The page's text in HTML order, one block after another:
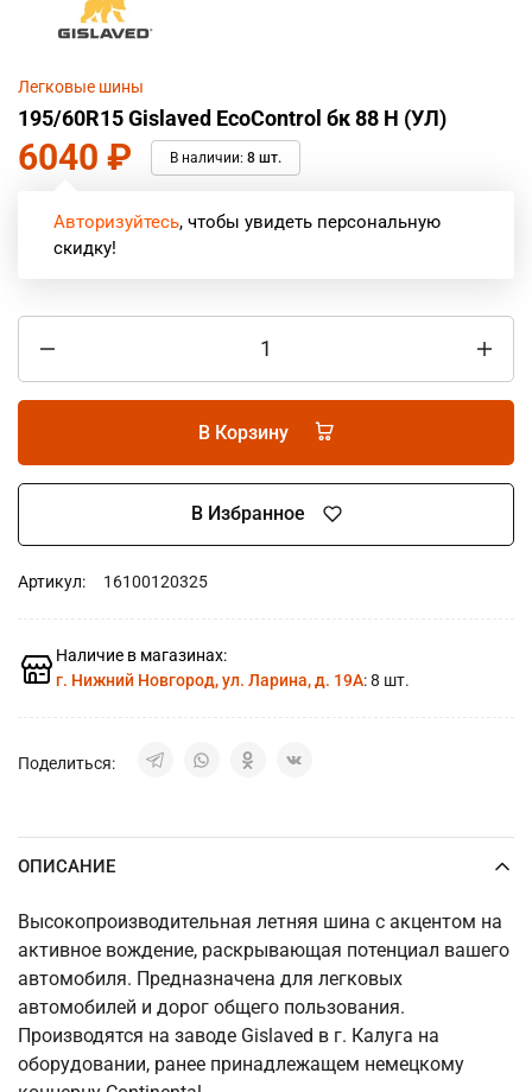
Легковые шины
195/60R15 Gislaved EcoControl бк 88 H (УЛ)
6040 ₽ В наличии: 8 шт.
Авторизуйтесь, чтобы увидеть персональную
скидку!
В Корзину
В Избранное
Артикул: 16100120325
Наличие в магазинах:
г. Нижний Новгород, ул. Ларина, д. 19А: 8 шт.
Поделиться:
ОПИСАНИЕ
Высокопроизводительная летняя шина с акцентом на
активное вождение, раскрывающая потенциал вашего
автомобиля. Предназначена для легковых
автомобилей и дорог общего пользования.
Производятся на заводе Gislaved в г. Калуга на
оборудовании, ранее принадлежащем немецкому